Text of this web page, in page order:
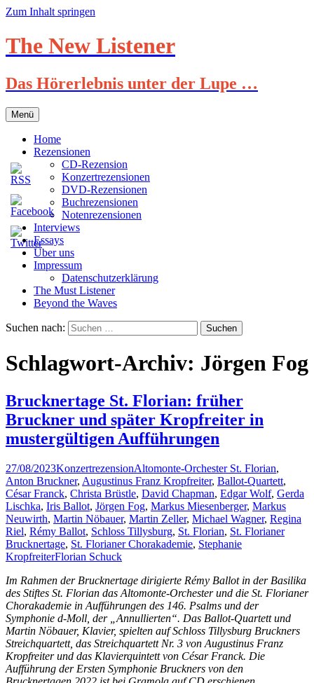
Zum Inhalt springen
The New Listener
Das Hörerlebnis unter der Lupe …
Menü
Home
Rezensionen
CD-Rezension
Konzertrezensionen
DVD-Rezensionen
Buchrezensionen
Notenrezensionen
Interviews
Essays
Über uns
Impressum
Datenschutzerklärung
The Must Listener
Beyond the Waves
Suchen nach:
Schlagwort-Archiv: Jörgen Fog
Brucknertage St. Florian: früher
Bruckner und später Kropfreiter in
mustergültigen Aufführungen
27/08/2023KonzertrezensionAltomonte-Orchester St. Florian,
Anton Bruckner, Augustinus Franz Kropfreiter, Ballot-Quartett,
César Franck, Christa Brüstle, David Chapman, Edgar Wolf, Gerda
Lischka, Iris Ballot, Jörgen Fog, Markus Miesenberger, Markus
Neuwirth, Martin Nöbauer, Martin Zeller, Michael Wagner, Regina
Riel, Rémy Ballot, Schloss Tillysburg, St. Florian, St. Florianer
Brucknertage, St. Florianer Chorakademie, Stephanie
KropfreiterFlorian Schuck
Im Rahmen der Brucknertage dirigierte Rémy Ballot in der Basilika
des Stiftes St. Florian das Altomonte-Orchester und die St. Florianer
Chorakademie in Aufführungen des 146. Psalms und der
Symphonie d-Moll, der „Annullierten“. Das Ballot-Quartett und
Martin Nöbauer, Klavier, spielten auf Schloss Tillysburg Bruckners
Streichquartett, das Streichquartett Nr. 3 von Augustinus Franz
Kropfreiter und das Klavierquintett von César Franck. Die
Aufführung der Ersten Symphonie Bruckners von den